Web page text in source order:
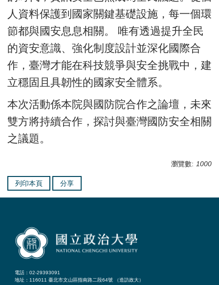
人資料保護到國家關鍵基礎設施，每一個環
節都與國安息息相關。 唯有透過提升全民
的資安意識、強化制度設計並深化國際合
作，臺灣才能在科技競爭與安全挑戰中，建
立穩固且具韌性的國家安全體系。
本次活動係本院與國防院合作之論壇，未來
雙方將持續合作，探討與臺灣國防安全相關
之議題。
瀏覽數: 1000
列印本頁 分享
電話：02-29393091
地址：116011 臺北市文山區指南路二段64號 （造訪政大）